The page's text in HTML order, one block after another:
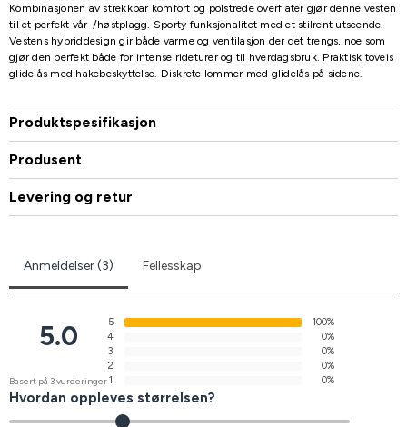
Kombinasjonen av strekkbar komfort og polstrede overflater gjør denne vesten
til et perfekt vår-/høstplagg. Sporty funksjonalitet med et stilrent utseende.
Vestens hybriddesign gir både varme og ventilasjon der det trengs, noe som
gjør den perfekt både for intense rideturer og til hverdagsbruk. Praktisk toveis
glidelås med hakebeskyttelse. Diskrete lommer med glidelås på sidene.
Produktspesifikasjon
Produsent
Levering og retur
Anmeldelser (3) Fellesskap
5.0
Basert på 3 vurderinger
5
100%
4
0%
3
0%
2
0%
1
0%
Hvordan oppleves størrelsen?